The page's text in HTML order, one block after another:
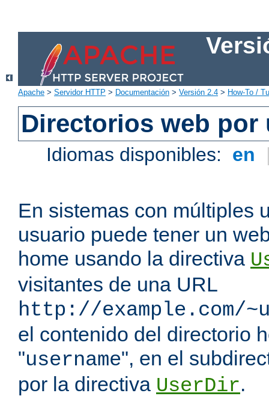
Apache > Servidor HTTP > Documentación > Versión 2.4 > How-To /
Directorios web por
Idiomas disponibles: en
En sistemas con múltiples
usuario puede tener un
home usando la directiva
visitantes de una URL
http://example.com/
el contenido del directorio
"username", en el
por la directiva UserDir.